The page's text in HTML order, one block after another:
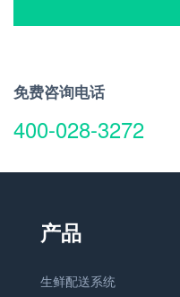
免费咨询电话
400-028-3272
生鲜配送系统